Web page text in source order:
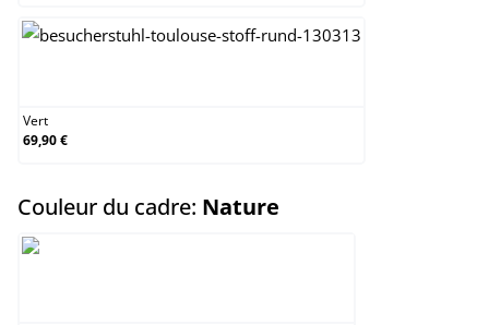
Vert
69,90 €
Couleur du cadre: Nature